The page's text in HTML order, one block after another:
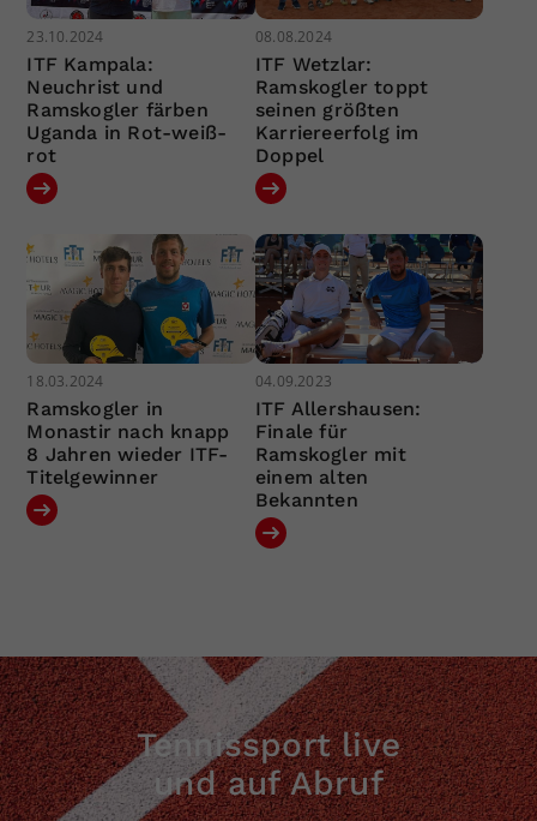
23.10.2024
ITF Kampala:
Neuchrist und
Ramskogler färben
Uganda in Rot-weiß-
rot
08.08.2024
ITF Wetzlar:
Ramskogler toppt
seinen größten
Karriereerfolg im
Doppel
18.03.2024
Ramskogler in
Monastir nach knapp
8 Jahren wieder ITF-
Titelgewinner
04.09.2023
ITF Allershausen:
Finale für
Ramskogler mit
einem alten
Bekannten
Tennissport live
und auf Abruf